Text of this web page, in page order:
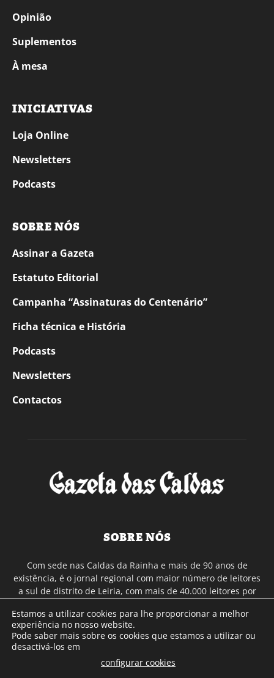
Opinião
Suplementos
À mesa
INICIATIVAS
Loja Online
Newsletters
Podcasts
SOBRE NÓS
Assinar a Gazeta
Estatuto Editorial
Campanha “Assinaturas do Centenário”
Ficha técnica e História
Podcasts
Newsletters
Contactos
SOBRE NÓS
Com sede nas Caldas da Rainha e mais de 90 anos de
existência, é o jornal regional com maior número de leitores
a sul de distrito de Leiria, com mais de 40.000 leitores por
Continental e assinatura online.
SIGA-NOS
Estamos a utilizar cookies para lhe proporcionar a melhor
experiência no nosso website.
Pode saber mais sobre os cookies que estamos a utilizar ou
desactivá-los em
configurar cookies